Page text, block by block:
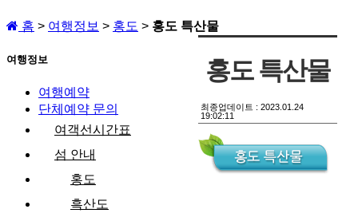
홈 > 여행정보 > 홍도 > 홍도 특산물
여행정보
여행예약
단체예약 문의
여객선시간표
섬 안내
홍도
흑산도
홍도 특산물
최종업데이트 :2023.01.24
19:02:11